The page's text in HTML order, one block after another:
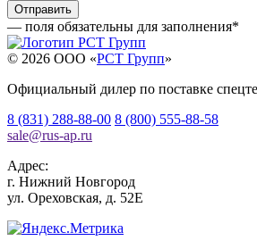
— поля обязательны для заполнения*
© 2026 OOO «РСТ Групп»
Официальный дилер по поставке
8 (831) 288-88-00 8 (800) 555-88-58
sale@rus-ap.ru
Адрес:
г. Нижний Новгород
ул. Ореховская, д. 52Е